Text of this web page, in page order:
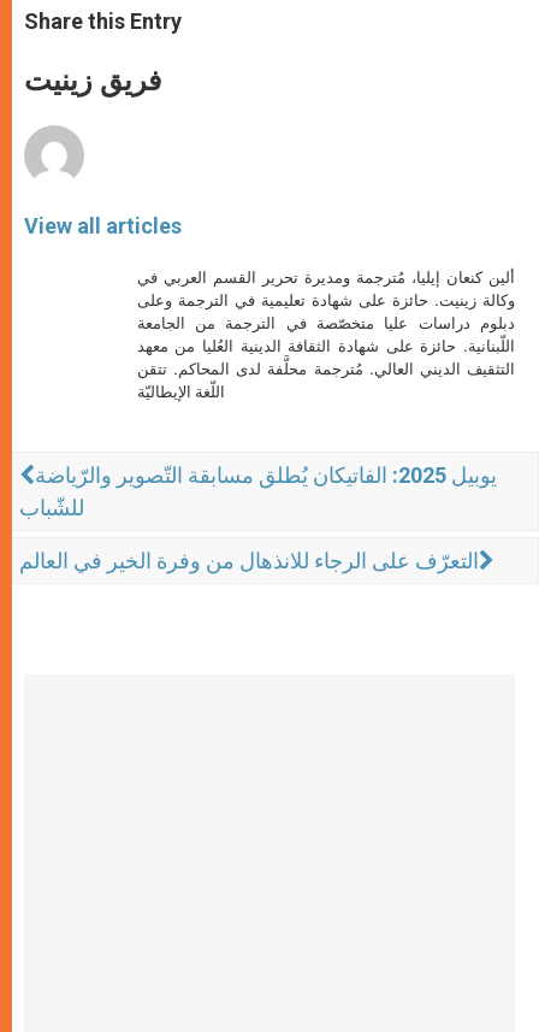
t
s
p
p
s
e
g
e
e
b
o
k
Share this Entry
فريق زينيت
View all articles
ألين كنعان إيليا، مُترجمة ومديرة تحرير القسم العربي في
وكالة زينيت. حائزة على شهادة تعليمية في الترجمة وعلى
دبلوم دراسات عليا متخصّصة في الترجمة من الجامعة
اللّبنانية. حائزة على شهادة الثقافة الدينية العُليا من معهد
التثقيف الديني العالي. مُترجمة محلَّفة لدى المحاكم. تتقن
اللّغة الإيطاليّة
يوبيل 2025: الفاتيكان يُطلق مسابقة التّصوير والرّياضة
للشّباب
التعرّف على الرجاء للانذهال من وفرة الخير في العالم